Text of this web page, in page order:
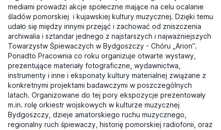
mediami prowadzi akcje społeczne mające na celu ocalanie
śladów pomorskiej i kujawskiej kultury muzycznej. Dzięki temu
udało się między innymi przejąć i zachować od zniszczenia
archiwalia i sztandar jednego z najstarszych i najważniejszych
Towarzystw Śpiewaczych w Bydgoszczy - Chóru „Arion”.
Ponadto Pracownia co roku organizuje otwarte wystawy,
prezentujące materiały fotograficzne, wydawnictwa,
instrumenty i inne i eksponaty kultury materialnej związane z
konkretnymi projektami badawczymi w poszczególnych
latach. Organizowane do tej pory ekspozycje prezentowały
m.in. rolę orkiestr wojskowych w kulturze muzycznej
Bydgoszczy, dzieje amatorskiego ruchu muzycznego,
regionalny ruch śpiewaczy, historię pomorskiej radiofonii, oraz